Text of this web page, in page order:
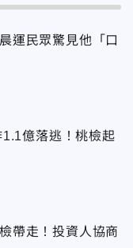
運民眾驚見他「口
億落逃！桃檢起
帶走！投資人協商